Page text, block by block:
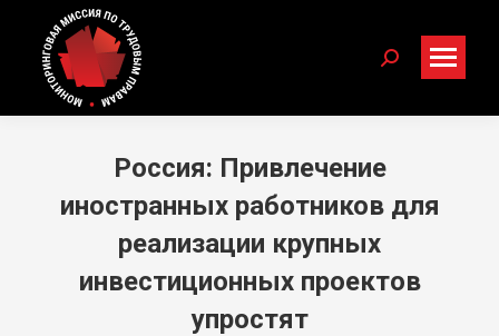
Search:
Россия: Привлечение
иностранных работников для
реализации крупных
инвестиционных проектов
упростят